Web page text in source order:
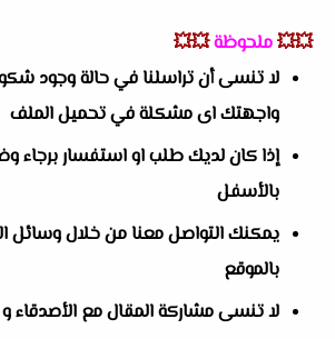
💥💥ملحوظة💥💥
لا تنسى أن تراسلنا في حالة وجود
واجهتك اى مشكلة في تحميل الملف
إذا كان لديك طلب او استفسار برجاء
بالأسفل
يمكنك التواصل معنا من خلال وسائل
بالموقع
لا تنسى مشاركة المقال مع الأصدقاء و